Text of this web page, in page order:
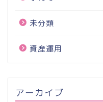
未分類
資産運用
アーカイブ